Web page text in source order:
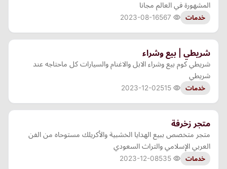
المشهورة في العالم مجانا
خدمات 2023-08-16
شريطي | بيع وشراء
شريطي كوم بيع وشراء الابل والاغنام والسيارات كل ماحتاجه عند
شريطي
خدمات 2023-12-02
متجر زخرفة
متجر متخصص ببيع الهدايا الخشبية والأكريلك مستوحاه من الفن
العربي الإسلامي والتراث السعودي
خدمات 2023-12-08